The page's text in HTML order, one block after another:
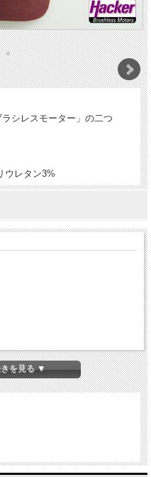
シレスモーター」の二つ
ウレタン3%
を見る ▼